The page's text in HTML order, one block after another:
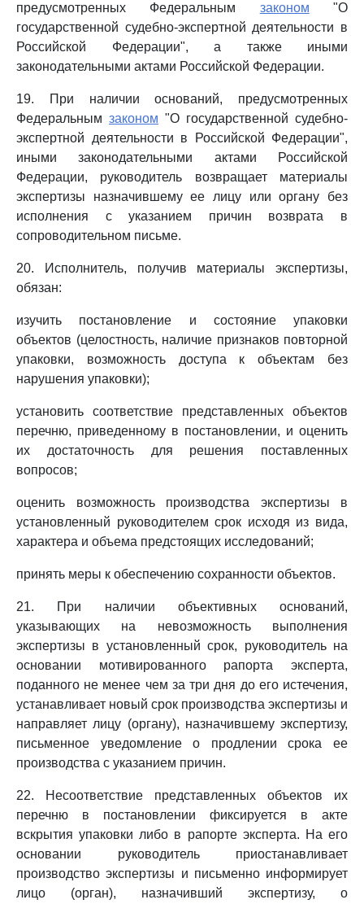
предусмотренных Федеральным законом "О
государственной судебно-экспертной деятельности в
Российской Федерации", а также иными
законодательными актами Российской Федерации.
19. При наличии оснований, предусмотренных
Федеральным законом "О государственной судебно-
экспертной деятельности в Российской Федерации",
иными законодательными актами Российской
Федерации, руководитель возвращает материалы
экспертизы назначившему ее лицу или органу без
исполнения с указанием причин возврата в
сопроводительном письме.
20. Исполнитель, получив материалы экспертизы,
обязан:
изучить постановление и состояние упаковки
объектов (целостность, наличие признаков повторной
упаковки, возможность доступа к объектам без
нарушения упаковки);
установить соответствие представленных объектов
перечню, приведенному в постановлении, и оценить
их достаточность для решения поставленных
вопросов;
оценить возможность производства экспертизы в
установленный руководителем срок исходя из вида,
характера и объема предстоящих исследований;
принять меры к обеспечению сохранности объектов.
21. При наличии объективных оснований,
указывающих на невозможность выполнения
экспертизы в установленный срок, руководитель на
основании мотивированного рапорта эксперта,
поданного не менее чем за три дня до его истечения,
устанавливает новый срок производства экспертизы и
направляет лицу (органу), назначившему экспертизу,
письменное уведомление о продлении срока ее
производства с указанием причин.
22. Несоответствие представленных объектов их
перечню в постановлении фиксируется в акте
вскрытия упаковки либо в рапорте эксперта. На его
основании руководитель приостанавливает
производство экспертизы и письменно информирует
лицо (орган), назначивший экспертизу, о